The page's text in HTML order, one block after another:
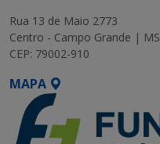
Rua 13 de Maio 2773
Centro - Campo Grande | MS
CEP: 79002-910
MAPA